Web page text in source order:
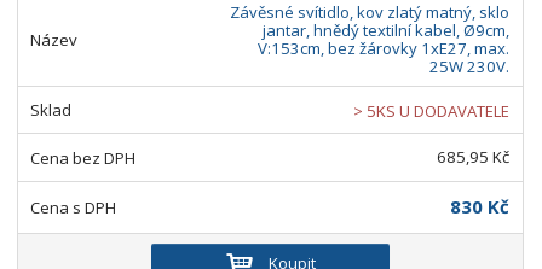
Závěsné svítidlo, kov zlatý matný, sklo
jantar, hnědý textilní kabel, Ø9cm,
V:153cm, bez žárovky 1xE27, max.
25W 230V.
> 5KS U DODAVATELE
685,95 Kč
830 Kč
Koupit